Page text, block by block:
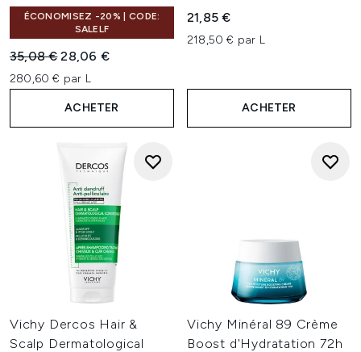
ÉCONOMISEZ -20% | CODE:
SALELF
Prix de vente :
35,08 €Prix ​​actuel :
28,06 €
280,60 € par L
ACHETER
21,85 €
218,50 € par L
ACHETER
Vichy Dercos Hair &
Scalp Dermatological
Vichy Minéral 89 Crème
Boost d'Hydratation 72h